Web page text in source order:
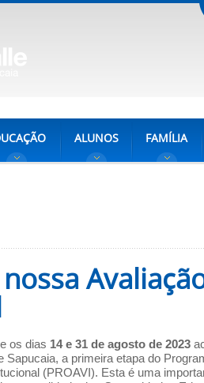
ALUNOS FAMÍLIA
os dias 14 e 31 de agosto de 2023
Sapucaia, a primeira etapa do
(PROAVI). Esta é uma